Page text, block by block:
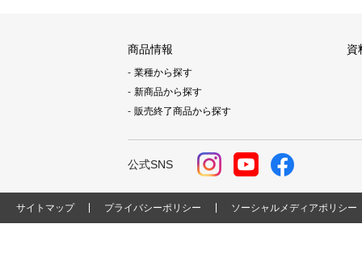
商品情報
業種から探す
新商品から探す
販売終了商品から探す
資
公式SNS
サイトマップ プライバシーポリシー ソーシャルメディアポリシー